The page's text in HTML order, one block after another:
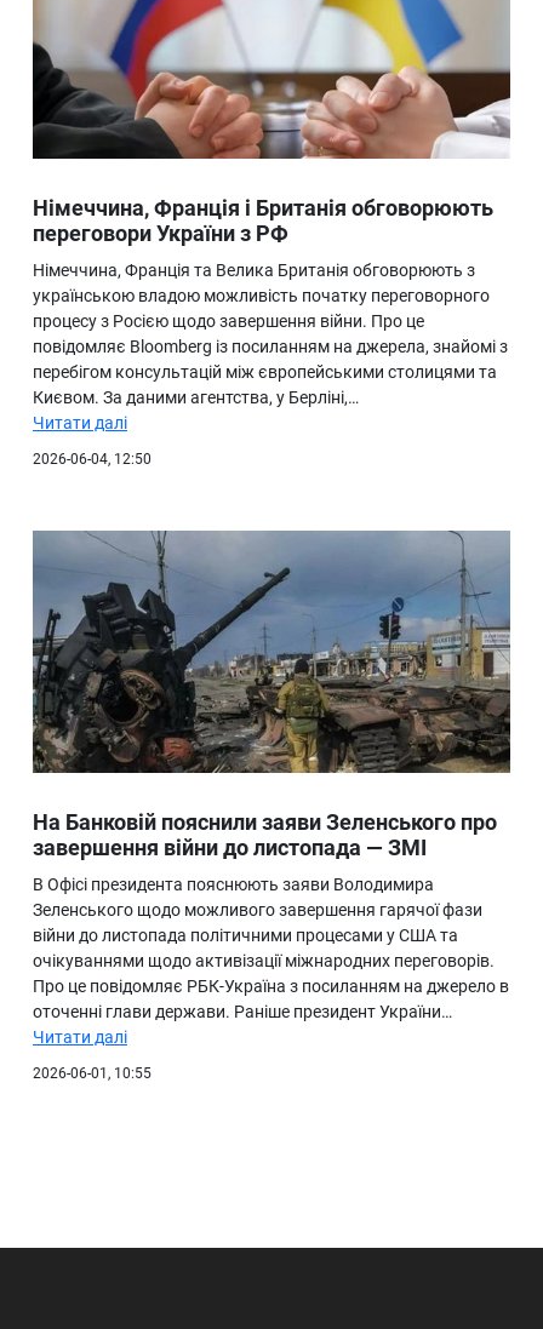
Німеччина, Франція і Британія обговорюють
переговори України з РФ
Німеччина, Франція та Велика Британія обговорюють з
українською владою можливість початку переговорного
процесу з Росією щодо завершення війни. Про це
повідомляє Bloomberg із посиланням на джерела, знайомі з
перебігом консультацій між європейськими столицями та
Києвом. За даними агентства, у Берліні,…
Читати далі
2026-06-04, 12:50
На Банковій пояснили заяви Зеленського про
завершення війни до листопада — ЗМІ
В Офісі президента пояснюють заяви Володимира
Зеленського щодо можливого завершення гарячої фази
війни до листопада політичними процесами у США та
очікуваннями щодо активізації міжнародних переговорів.
Про це повідомляє РБК-Україна з посиланням на джерело в
оточенні глави держави. Раніше президент України…
Читати далі
2026-06-01, 10:55